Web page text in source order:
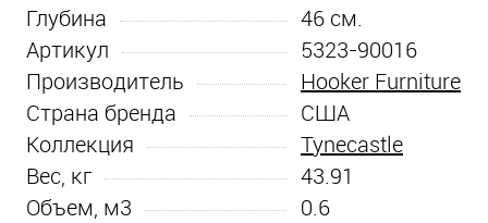
Глубина
46 см.
Артикул
5323-90016
Производитель
Hooker Furniture
Страна бренда
США
Коллекция
Tynecastle
Вес, кг
43.91
Объем, м3
0.6